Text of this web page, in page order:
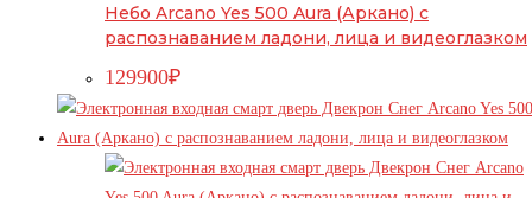
Небо Arcano Yes 500 Aura (Аркано) с
распознаванием ладони, лица и видеоглазком
129900₽